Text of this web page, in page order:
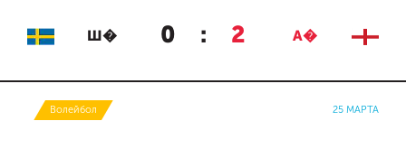
Ш� 0 : 2 А�
Волейбол 25 МАРТА